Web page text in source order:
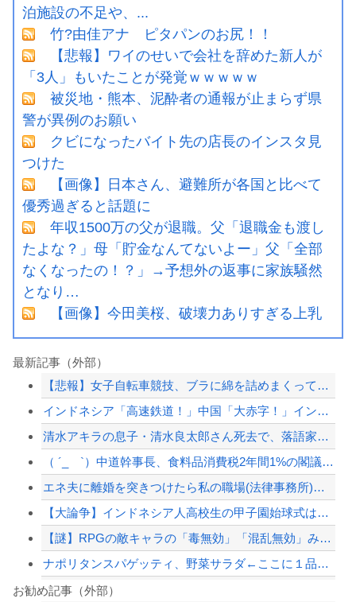
泊施設の不足や、...
竹?由佳アナ ピタパンのお尻！！
【悲報】ワイのせいで会社を辞めた新人が
「3人」もいたことが発覚ｗｗｗｗｗ
被災地・熊本、泥酔者の通報が止まらず県
警が異例のお願い
クビになったバイト先の店長のインスタ見
つけた
【画像】日本さん、避難所が各国と比べて
優秀過ぎると話題に
年収1500万の父が退職。父「退職金も渡し
たよな？」母「貯金なんてないよー」父「全部
なくなったの！？」→予想外の返事に家族騒然
となり…
【画像】今田美桜、破壊力ありすぎる上乳
最新記事（外部）
【悲報】女子自転車競技、ブラに綿を詰めまくって空気抵抗を減らすチート技が発覚ｗｗ...
インドネシア「高速鉄道！」中国「大赤字！」インドネシア「運営会社の株式購入！（負...
清水アキラの息子・清水良太郎さん死去で、落語家・柳家小はだが「いじめ」「暴行」被...
（ ´_ゝ`）中道幹事長、食料品消費税2年間1%の閣議決定を批判 → 記者「中道...
エネ夫に離婚を突きつけたら私の職場(法律事務所)に乗り込んできた 堂々と「離婚の...
【大論争】インドネシア人高校生の甲子園始球式は「国際交流」か「政治利用」か
【謎】RPGの敵キャラの「毒無効」「混乱無効」みたいなのって冷静に考えるとおかし...
ナポリタンスパゲッティ、野菜サラダ←ここに１品加えて最強しろ
『ゴーストリコン ワイルドランズ』無料アプデ！
お勧め記事（外部）